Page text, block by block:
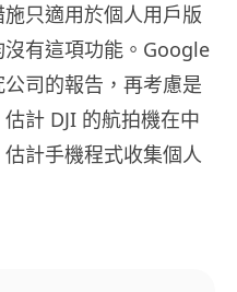
只適用於個人用戶版
有這項功能。Google
司的報告，再考慮是
計 DJI 的航拍機在中
計手機程式收集個人